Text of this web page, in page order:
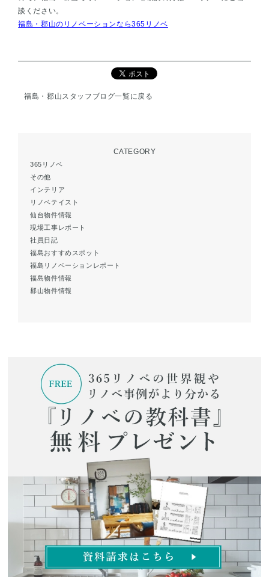
談ください。
福島・郡山のリノベーションなら365リノベ
福島・郡山スタッフブログ一覧に戻る
CATEGORY
365リノベ
その他
インテリア
リノベテイスト
仙台物件情報
現場工事レポート
社員日記
福島おすすめスポット
福島リノベーションレポート
福島物件情報
郡山物件情報